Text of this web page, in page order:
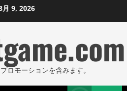
月 9, 2026
ロモーションを含みます。